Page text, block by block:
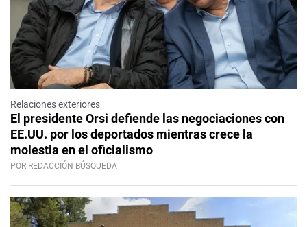
Relaciones exteriores
El presidente Orsi defiende las negociaciones con
EE.UU. por los deportados mientras crece la
molestia en el oficialismo
POR REDACCIÓN BÚSQUEDA